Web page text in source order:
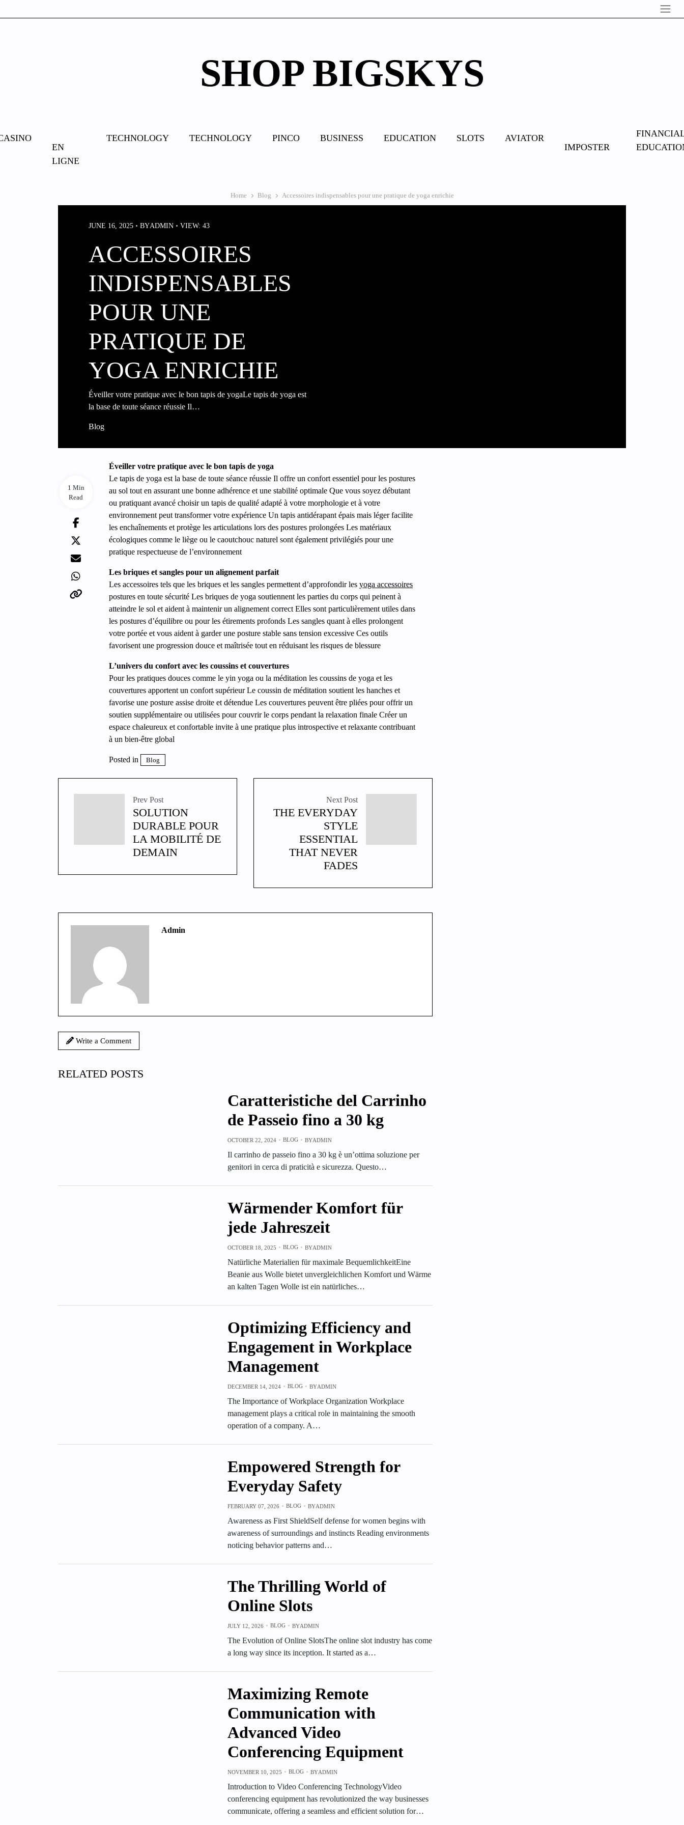
to
SHOP BIGSKYS
EN
LIGNE
TECHNOLOGY TECHNOLOGY PINCO BUSINESS EDUCATION SLOTS AVIATOR
IMPOSTER
Home Blog Accessoires indispensables pour une pratique de yoga enrichie
JUNE 16, 2025 BYADMIN VIEW: 43
ACCESSOIRES
INDISPENSABLES
POUR UNE
PRATIQUE DE
YOGA ENRICHIE
Éveiller votre pratique avec le bon tapis de yogaLe tapis de yoga est
la base de toute séance réussie Il…
Blog
1 Min
Read
Éveiller votre pratique avec le bon tapis de yoga
Le tapis de yoga est la base de toute séance réussie Il offre un confort essentiel pour les postures
au sol tout en assurant une bonne adhérence et une stabilité optimale Que vous soyez débutant
ou pratiquant avancé choisir un tapis de qualité adapté à votre morphologie et à votre
environnement peut transformer votre expérience Un tapis antidérapant épais mais léger facilite
les enchaînements et protège les articulations lors des postures prolongées Les matériaux
écologiques comme le liège ou le caoutchouc naturel sont également privilégiés pour une
pratique respectueuse de l’environnement
Les briques et sangles pour un alignement parfait
Les accessoires tels que les briques et les sangles permettent d’approfondir les yoga accessoires
postures en toute sécurité Les briques de yoga soutiennent les parties du corps qui peinent à
atteindre le sol et aident à maintenir un alignement correct Elles sont particulièrement utiles dans
les postures d’équilibre ou pour les étirements profonds Les sangles quant à elles prolongent
votre portée et vous aident à garder une posture stable sans tension excessive Ces outils
favorisent une progression douce et maîtrisée tout en réduisant les risques de blessure
L’univers du confort avec les coussins et couvertures
Pour les pratiques douces comme le yin yoga ou la méditation les coussins de yoga et les
couvertures apportent un confort supérieur Le coussin de méditation soutient les hanches et
favorise une posture assise droite et détendue Les couvertures peuvent être pliées pour offrir un
soutien supplémentaire ou utilisées pour couvrir le corps pendant la relaxation finale Créer un
espace chaleureux et confortable invite à une pratique plus introspective et relaxante contribuant
à un bien-être global
Posted in Blog
Prev Post
SOLUTION
DURABLE POUR
LA MOBILITÉ DE
DEMAIN
Next Post
THE EVERYDAY
STYLE
ESSENTIAL
THAT NEVER
FADES
Admin
Write a Comment
RELATED POSTS
Caratteristiche del Carrinho
de Passeio fino a 30 kg
OCTOBER 22, 2024 BLOG BYADMIN
Il carrinho de passeio fino a 30 kg è un’ottima soluzione per
genitori in cerca di praticità e sicurezza. Questo…
Wärmender Komfort für
jede Jahreszeit
OCTOBER 18, 2025 BLOG BYADMIN
Natürliche Materialien für maximale BequemlichkeitEine
Beanie aus Wolle bietet unvergleichlichen Komfort und Wärme
an kalten Tagen Wolle ist ein natürliches…
Optimizing Efficiency and
Engagement in Workplace
Management
DECEMBER 14, 2024 BLOG BYADMIN
The Importance of Workplace Organization Workplace
management plays a critical role in maintaining the smooth
operation of a company. A…
Empowered Strength for
Everyday Safety
FEBRUARY 07, 2026 BLOG BYADMIN
Awareness as First ShieldSelf defense for women begins with
awareness of surroundings and instincts Reading environments
noticing behavior patterns and…
The Thrilling World of
Online Slots
JULY 12, 2026 BLOG BYADMIN
The Evolution of Online SlotsThe online slot industry has come
a long way since its inception. It started as a…
Maximizing Remote
Communication with
Advanced Video
Conferencing Equipment
NOVEMBER 10, 2025 BLOG BYADMIN
Introduction to Video Conferencing TechnologyVideo
conferencing equipment has revolutionized the way businesses
communicate, offering a seamless and efficient solution for…